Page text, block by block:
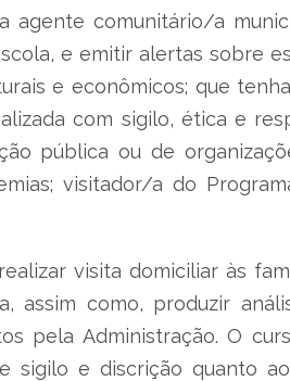
agente comunitário/a
e emitir alertas sobre
e econômicos; que
com sigilo, ética e
pública ou de
visitador/a do
visita domiciliar às
assim como, produzir
pela Administração. O
e discrição quanto